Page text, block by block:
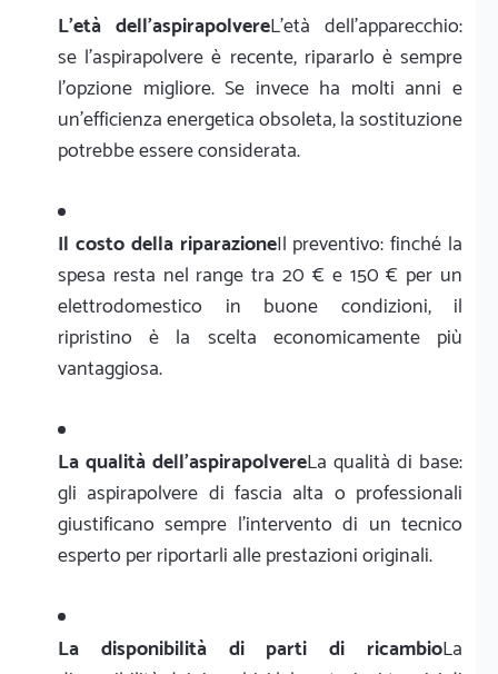
L'età dell'aspirapolvereL'età dell'apparecchio:
se l'aspirapolvere è recente, ripararlo è sempre
l'opzione migliore. Se invece ha molti anni e
un'efficienza energetica obsoleta, la sostituzione
potrebbe essere considerata.
Il costo della riparazioneIl preventivo: finché la
spesa resta nel range tra 20 € e 150 € per un
elettrodomestico in buone condizioni, il
ripristino è la scelta economicamente più
vantaggiosa.
La qualità dell'aspirapolvereLa qualità di base:
gli aspirapolvere di fascia alta o professionali
giustificano sempre l'intervento di un tecnico
esperto per riportarli alle prestazioni originali.
La disponibilità di parti di ricambioLa